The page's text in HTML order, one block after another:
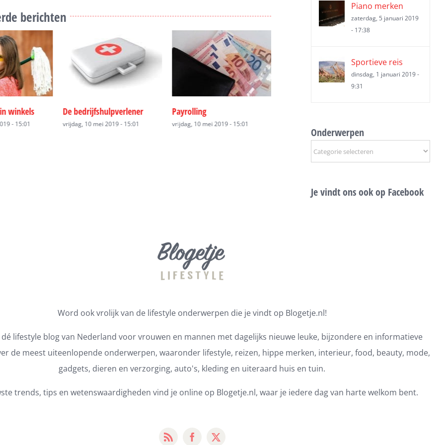
berichten
- 15:01
Payrolling
vrijdag, 10 mei 2019 - 15:01
Technisch uitzendbureau
vrijdag, 10 mei 2019 - 15:01
Piano merken
zaterdag, 5 januari 2019
- 17:38
Sportieve reis
dinsdag, 1 januari 2019 -
9:31
Onderwerpen
Onderwerpen
Je vindt ons ook op Facebook
Word ook vrolijk van de lifestyle onderwerpen die je vindt op Blogetje.nl!
dé lifestyle blog van Nederland voor vrouwen en mannen met dagelijks nieuwe leuke, bijzondere en informatieve
de meest uiteenlopende onderwerpen, waaronder lifestyle, reizen, hippe merken, interieur, food, beauty, mode,
gadgets, dieren en verzorging, auto's, kleding en uiteraard huis en tuin.
trends, tips en wetenswaardigheden vind je online op Blogetje.nl, waar je iedere dag van harte welkom bent.